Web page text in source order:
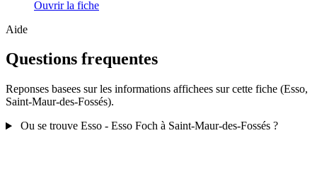
Ouvrir la fiche
Aide
Questions frequentes
Reponses basees sur les informations affichees sur cette fiche (Esso,
Saint-Maur-des-Fossés).
Ou se trouve Esso - Esso Foch à Saint-Maur-des-Fossés ?